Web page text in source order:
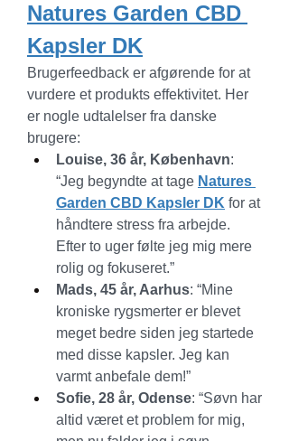
Natures Garden CBD
Kapsler DK
Brugerfeedback er afgørende for at
vurdere et produkts effektivitet. Her
er nogle udtalelser fra danske
brugere:
Louise, 36 år, København:
“Jeg begyndte at tage Natures
Garden CBD Kapsler DK for at
håndtere stress fra arbejde.
Efter to uger følte jeg mig mere
rolig og fokuseret.”
Mads, 45 år, Aarhus: “Mine
kroniske rygsmerter er blevet
meget bedre siden jeg startede
med disse kapsler. Jeg kan
varmt anbefale dem!”
Sofie, 28 år, Odense: “Søvn har
altid været et problem for mig,